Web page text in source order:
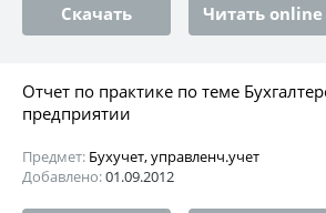
Скачать Читать online
Отчет по практике по теме
предприятии
Предмет: Бухучет, управленч.учет
Добавлено:01.09.2012